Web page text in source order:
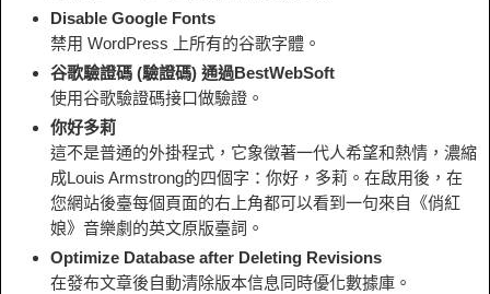
Disable Google Fonts
禁用 WordPress 上所有的谷歌字體。
谷歌驗證碼 (驗證碼) 通過BestWebSoft
使用谷歌驗證碼接口做驗證。
你好多莉
這不是普通的外掛程式，它象徵著一代人希望和熱情，濃縮
成Louis Armstrong的四個字：你好，多莉。在啟用後，在
您網站後臺每個頁面的右上角都可以看到一句來自《俏紅
娘》音樂劇的英文原版臺詞。
Optimize Database after Deleting Revisions
在發布文章後自動清除版本信息同時優化數據庫。